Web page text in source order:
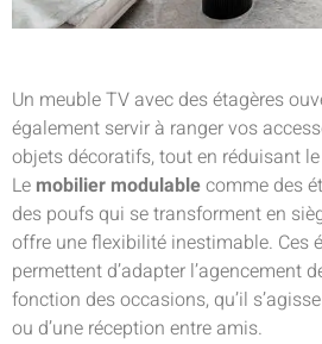
Un meuble TV avec des étagères
également servir à ranger vos
objets décoratifs, tout en réduisant
Le mobilier modulablecomme des
des poufs qui se transforment en
offre une flexibilité inestimable. Ces
permettent d’adapter l’agencement
fonction des occasions, qu’il
ou d’une réception entre amis.